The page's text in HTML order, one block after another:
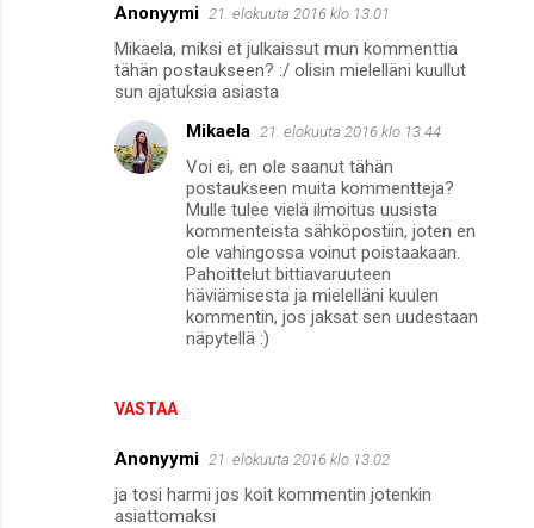
Anonyymi 21. elokuuta 2016 klo 13.01
Mikaela, miksi et julkaissut mun kommenttia
tähän postaukseen? :/ olisin mielelläni kuullut
sun ajatuksia asiasta
VASTAA
Mikaela 21. elokuuta 2016 klo 13.44
Voi ei, en ole saanut tähän
postaukseen muita kommentteja?
Mulle tulee vielä ilmoitus uusista
kommenteista sähköpostiin, joten en
ole vahingossa voinut poistaakaan.
Pahoittelut bittiavaruuteen
häviämisesta ja mielelläni kuulen
kommentin, jos jaksat sen uudestaan
näpytellä :)
Anonyymi 21. elokuuta 2016 klo 13.02
ja tosi harmi jos koit kommentin jotenkin
asiattomaksi